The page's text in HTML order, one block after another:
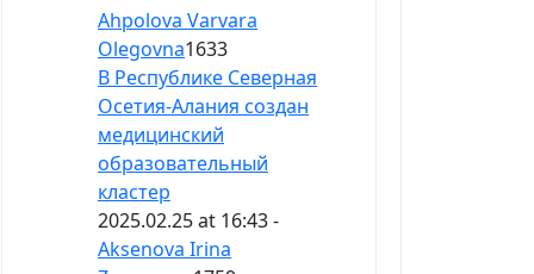
Ahpolova Varvara
Olegovna1633
В Республике Северная
Осетия-Алания создан
медицинский
образовательный
кластер
2025.02.25 at 16:43 -
Aksenova Irina